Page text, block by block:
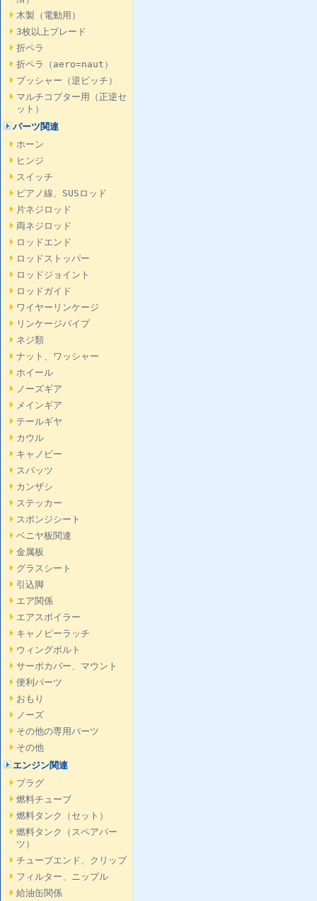
木製（電動用）
3枚以上ブレード
折ペラ
折ペラ（aero=naut）
プッシャー（逆ピッチ）
マルチコプター用（正逆セ
ット）
パーツ関連
ホーン
ヒンジ
スイッチ
ピアノ線、SUSロッド
片ネジロッド
両ネジロッド
ロッドエンド
ロッドストッパー
ロッドジョイント
ロッドガイド
ワイヤーリンケージ
リンケージパイプ
ネジ類
ナット、ワッシャー
ホイール
ノーズギア
メインギア
テールギヤ
カウル
キャノピー
スパッツ
カンザシ
ステッカー
スポンジシート
ベニヤ板関連
金属板
グラスシート
引込脚
エア関係
エアスポイラー
キャノピーラッチ
ウィングボルト
サーボカバー、マウント
便利パーツ
おもり
ノーズ
その他の専用パーツ
その他
エンジン関連
プラグ
燃料チューブ
燃料タンク（セット）
燃料タンク（スペアパー
ツ）
チューブエンド、クリップ
フィルター、ニップル
給油缶関係